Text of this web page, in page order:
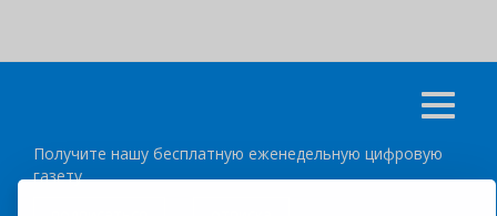
Получите нашу бесплатную еженедельную цифровую
газету